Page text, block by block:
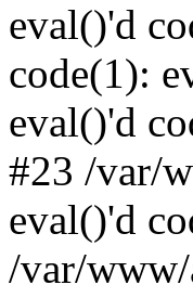
eval()'d
code(1):
eval()'d
#23 /var/
eval()'d
/var/